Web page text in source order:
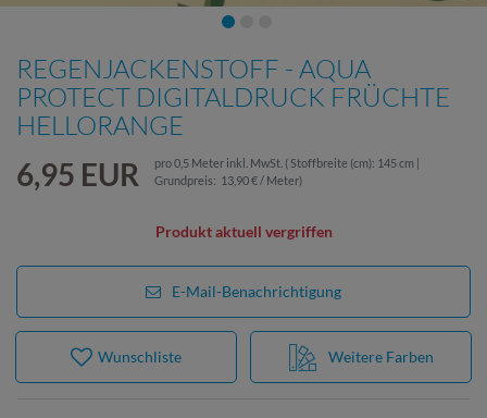
REGENJACKENSTOFF - AQUA
PROTECT DIGITALDRUCK FRÜCHTE
HELLORANGE
6,95 EUR pro0,5 Meter inkl. MwSt. ( Stoffbreite (cm): 145 cm |
Grundpreis: 13,90 € / Meter)
Produkt aktuell vergriffen
Weitere Farben
Wunschliste
E-Mail-Benachrichtigung